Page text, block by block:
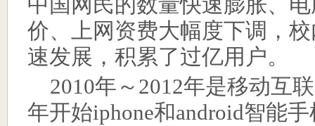
中国网民的数量快速膨胀、
价、上网资费大幅度下调，
速发展，积累了过亿用户。
2010年～ 2012年是移动互
年开始iphone和android智能